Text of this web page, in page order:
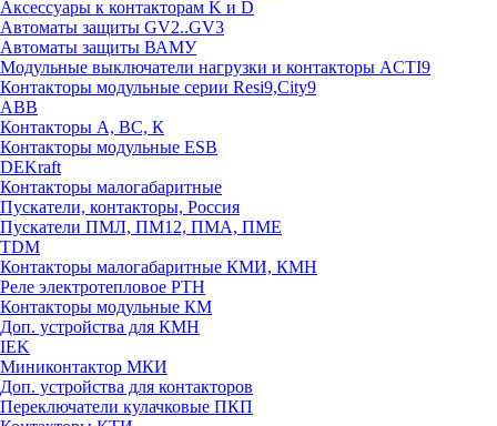
Аксессуары к контакторам K и D
Автоматы защиты GV2..GV3
Автоматы защиты ВАМУ
Модульные выключатели нагрузки и контакторы ACTI9
Контакторы модульные серии Resi9,City9
ABB
Контакторы А, ВС, К
Контакторы модульные ESB
DEKraft
Контакторы малогабаритные
Пускатели, контакторы, Россия
Пускатели ПМЛ, ПМ12, ПМА, ПМЕ
TDM
Контакторы малогабаритные КМИ, КМН
Реле электротепловое РТН
Контакторы модульные КМ
Доп. устройства для КМН
IEK
Миниконтактор МКИ
Доп. устройства для контакторов
Переключатели кулачковые ПКП